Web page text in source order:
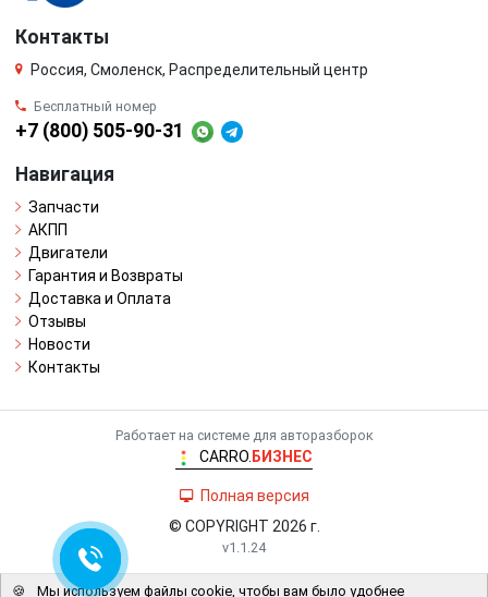
Контакты
Россия, Смоленск, Распределительный центр
Бесплатный номер
+7 (800) 505-90-31
Навигация
Запчасти
АКПП
Двигатели
Гарантия и Возвраты
Доставка и Оплата
Отзывы
Новости
Контакты
Работает на системе для авторазборок
CARRO. БИЗНЕС
Полная версия
© COPYRIGHT 2026 г.
v1.1.24
🍪 Мы используем файлы cookie, чтобы вам было удобнее